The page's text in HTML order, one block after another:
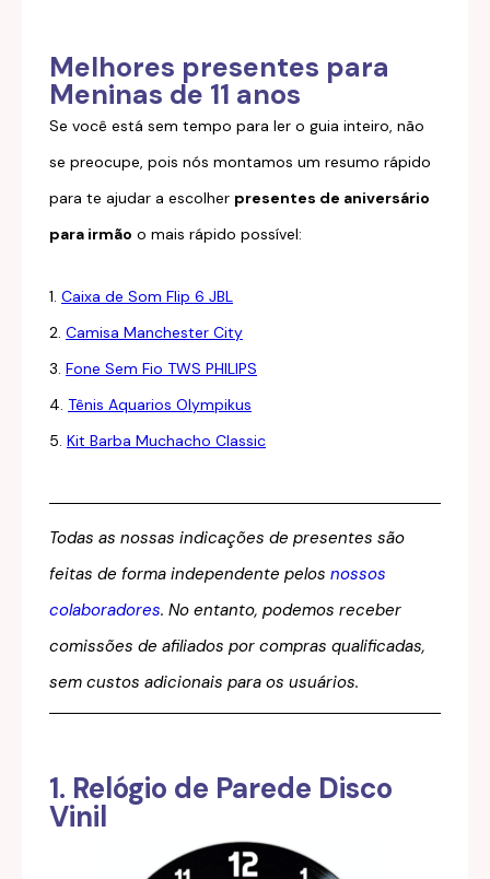
Melhores presentes para
Meninas de 11 anos
Se você está sem tempo para ler o guia inteiro, não
se preocupe, pois nós montamos um resumo rápido
para te ajudar a escolher presentes de aniversário
para irmão o mais rápido possível:
1. Caixa de Som Flip 6 JBL
2. Camisa Manchester City
3. Fone Sem Fio TWS PHILIPS
4. Tênis Aquarios Olympikus
5. Kit Barba Muchacho Classic
Todas as nossas indicações de presentes são
feitas de forma independente pelos nossos
colaboradores. No entanto, podemos receber
comissões de afiliados por compras qualificadas,
sem custos adicionais para os usuários.
1. Relógio de Parede Disco
Vinil